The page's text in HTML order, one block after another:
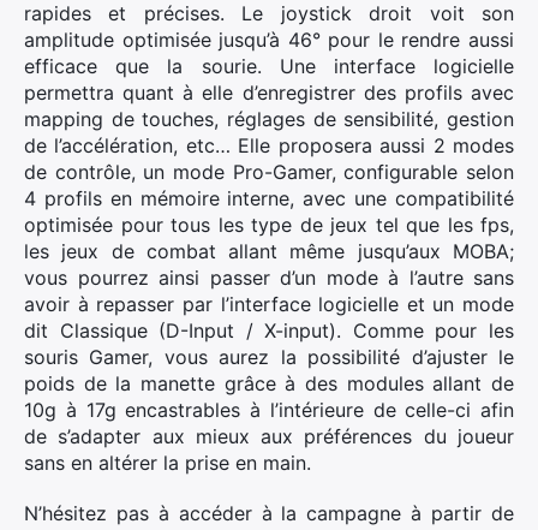
rapides et précises. Le joystick droit voit son
amplitude optimisée jusqu’à 46° pour le rendre aussi
efficace que la sourie. Une interface logicielle
permettra quant à elle d’enregistrer des profils avec
mapping de touches, réglages de sensibilité, gestion
de l’accélération, etc… Elle proposera aussi 2 modes
de contrôle, un mode Pro-Gamer, configurable selon
4 profils en mémoire interne, avec une compatibilité
optimisée pour tous les type de jeux tel que les fps,
les jeux de combat allant même jusqu’aux MOBA;
vous pourrez ainsi passer d’un mode à l’autre sans
avoir à repasser par l’interface logicielle et un mode
dit Classique (D-Input / X-input). Comme pour les
souris Gamer, vous aurez la possibilité d’ajuster le
poids de la manette grâce à des modules allant de
10g à 17g encastrables à l’intérieure de celle-ci afin
de s’adapter aux mieux aux préférences du joueur
sans en altérer la prise en main.
N’hésitez pas à accéder à la campagne à partir de